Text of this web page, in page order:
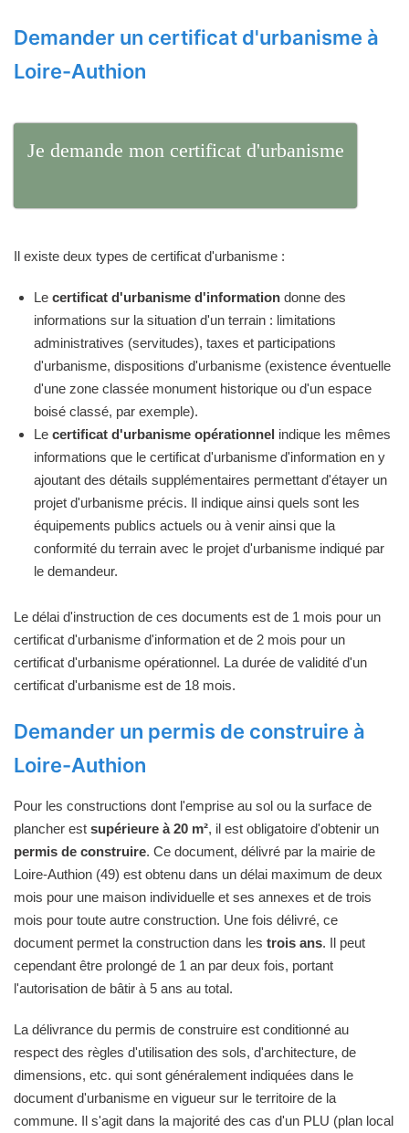
Demander un certificat d'urbanisme à
Loire-Authion
Je demande mon certificat d'urbanisme
Il existe deux types de certificat d'urbanisme :
Le certificat d'urbanisme d'information donne des
informations sur la situation d'un terrain : limitations
administratives (servitudes), taxes et participations
d'urbanisme, dispositions d'urbanisme (existence éventuelle
d'une zone classée monument historique ou d'un espace
boisé classé, par exemple).
Le certificat d'urbanisme opérationnel indique les mêmes
informations que le certificat d'urbanisme d'information en y
ajoutant des détails supplémentaires permettant d'étayer un
projet d'urbanisme précis. Il indique ainsi quels sont les
équipements publics actuels ou à venir ainsi que la
conformité du terrain avec le projet d'urbanisme indiqué par
le demandeur.
Le délai d'instruction de ces documents est de 1 mois pour un
certificat d'urbanisme d'information et de 2 mois pour un
certificat d'urbanisme opérationnel. La durée de validité d'un
certificat d'urbanisme est de 18 mois.
Demander un permis de construire à
Loire-Authion
Pour les constructions dont l'emprise au sol ou la surface de
plancher est supérieure à 20 m², il est obligatoire d'obtenir un
permis de construire. Ce document, délivré par la mairie de
Loire-Authion (49) est obtenu dans un délai maximum de deux
mois pour une maison individuelle et ses annexes et de trois
mois pour toute autre construction. Une fois délivré, ce
document permet la construction dans les trois ans. Il peut
cependant être prolongé de 1 an par deux fois, portant
l'autorisation de bâtir à 5 ans au total.
La délivrance du permis de construire est conditionné au
respect des règles d'utilisation des sols, d'architecture, de
dimensions, etc. qui sont généralement indiquées dans le
document d'urbanisme en vigueur sur le territoire de la
commune. Il s'agit dans la majorité des cas d'un PLU (plan local